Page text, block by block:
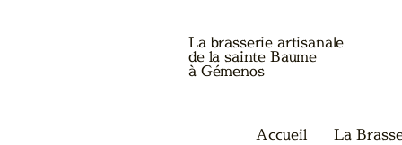
La brasserie artisanale
de la sainte Baume
à Gémenos
Accueil La